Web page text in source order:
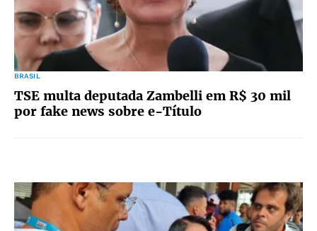
BRASIL
TSE multa deputada Zambelli em R$ 30 mil
por fake news sobre e-Título